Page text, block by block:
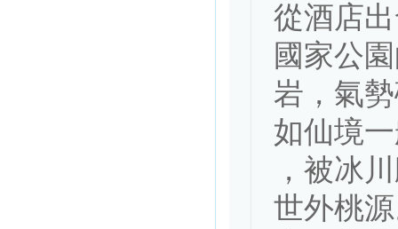
從酒店
國家公
岩，氣
如仙境
，被冰
世外桃